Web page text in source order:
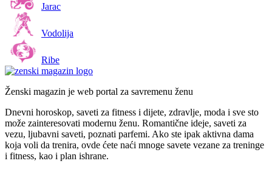
Jarac
Vodolija
Ribe
Ženski magazin je web portal za savremenu ženu
Dnevni horoskop, saveti za fitness i dijete, zdravlje, moda i sve sto
može zainteresovati modernu ženu. Romantične ideje, saveti za
vezu, ljubavni saveti, poznati parfemi. Ako ste ipak aktivna dama
koja voli da trenira, ovde ćete naći mnoge savete vezane za treninge
i fitness, kao i plan ishrane.